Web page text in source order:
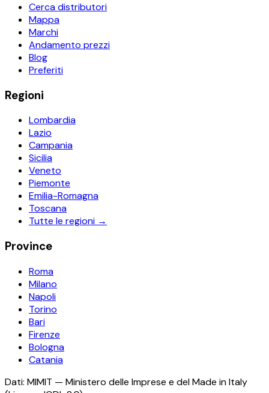
Cerca distributori
Mappa
Marchi
Andamento prezzi
Blog
Preferiti
Regioni
Lombardia
Lazio
Campania
Sicilia
Veneto
Piemonte
Emilia-Romagna
Toscana
Tutte le regioni →
Province
Roma
Milano
Napoli
Torino
Bari
Firenze
Bologna
Catania
Dati: MIMIT — Ministero delle Imprese e del Made in Italy